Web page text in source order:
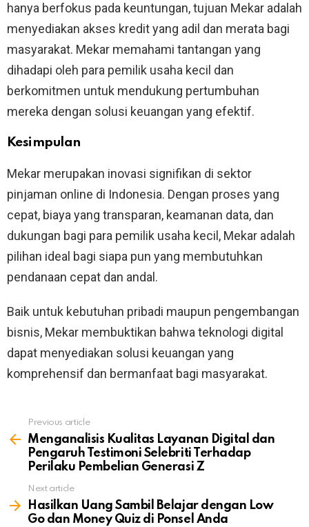
hanya berfokus pada keuntungan, tujuan Mekar adalah
menyediakan akses kredit yang adil dan merata bagi
masyarakat. Mekar memahami tantangan yang
dihadapi oleh para pemilik usaha kecil dan
berkomitmen untuk mendukung pertumbuhan
mereka dengan solusi keuangan yang efektif.
Kesimpulan
Mekar merupakan inovasi signifikan di sektor
pinjaman online di Indonesia. Dengan proses yang
cepat, biaya yang transparan, keamanan data, dan
dukungan bagi para pemilik usaha kecil, Mekar adalah
pilihan ideal bagi siapa pun yang membutuhkan
pendanaan cepat dan andal.
Baik untuk kebutuhan pribadi maupun pengembangan
bisnis, Mekar membuktikan bahwa teknologi digital
dapat menyediakan solusi keuangan yang
komprehensif dan bermanfaat bagi masyarakat.
more
Previous article
Menganalisis Kualitas Layanan Digital dan
Pengaruh Testimoni Selebriti Terhadap
Perilaku Pembelian Generasi Z
Next article
Hasilkan Uang Sambil Belajar dengan Low
Go dan Money Quiz di Ponsel Anda